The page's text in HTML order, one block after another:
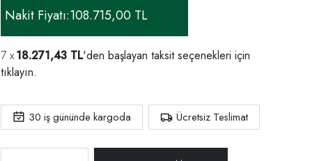
Nakit Fiyatı:108.715,00 TL
18.271,43 TL'den başlayan taksit seçenekleri için
tıklayın.
30 iş gününde kargoda Ücretsiz Teslimat